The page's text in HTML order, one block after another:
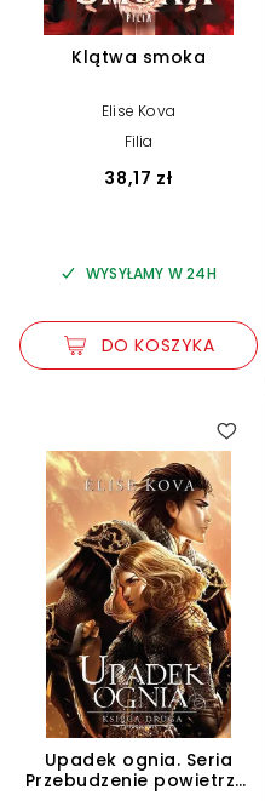
Klątwa smoka
Elise Kova
Filia
38,17 zł
WYSYŁAMY W 24H
DO KOSZYKA
4.00
Upadek ognia. Seria
Przebudzenie powietrza.